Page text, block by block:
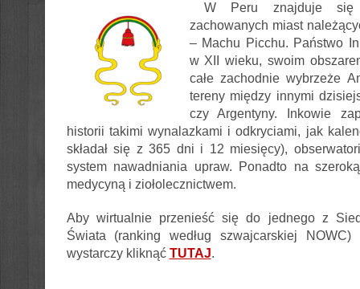
W Peru znajduje się
zachowanych miast
– Machu Picchu. Państwo
w XII wieku, swoim
całe zachodnie wybrzeże
tereny między innymi
czy Argentyny. Inkowie
historii takimi wynalazkami i odkryciami, jak
składał się z 365 dni i 12 miesięcy),
system nawadniania upraw. Ponadto na
medycyną i ziołolecznictwem.
Aby wirtualnie przenieść się do jednego z
Świata (ranking według szwajcarskiej
wystarczy kliknąć TUTAJ.